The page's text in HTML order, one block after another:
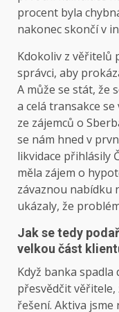
procent byla
nakonec skončí v
Kdokoliv z věřitelů
správci, aby
A může se stát, že
a celá transakce
ze zájemců o
se nám hned v
likvidace přihlásily
měla zájem o
závaznou nabídku
ukázaly, že
Jak se tedy
velkou část
Když banka
přesvědčit
řešení. Aktiva